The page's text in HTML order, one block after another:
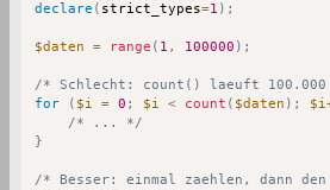
declare ( strict_types=1 ) ;
$daten = range ( 1 , 100000 ) ;
/* Schlecht: count() laeuft 100.000
for
( $i = 0 ; $i < count ( $daten ) ; $i
/* ... */
}
/* Besser: einmal zaehlen, dann den